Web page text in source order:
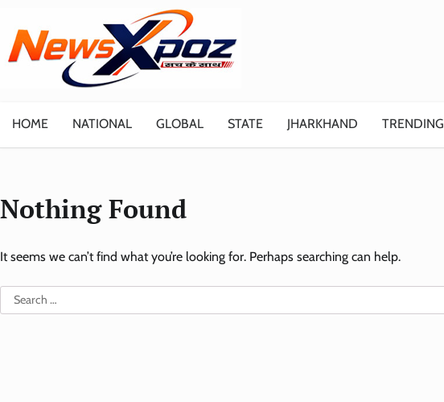
content
HOME NATIONAL GLOBAL STATE JHARKHAND TRENDING
Nothing Found
It seems we can’t find what you’re looking for. Perhaps searching can help.
Search
for: